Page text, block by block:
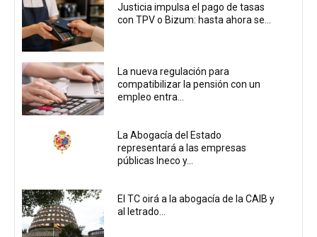
Justicia impulsa el pago de tasas
con TPV o Bizum: hasta ahora se...
La nueva regulación para
compatibilizar la pensión con un
empleo entra...
La Abogacía del Estado
representará a las empresas
públicas Ineco y...
El TC oirá a la abogacía de la CAIB y
al letrado...